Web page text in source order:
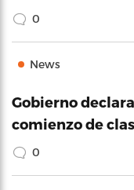
0
News
Gobierno
comienzo de
0